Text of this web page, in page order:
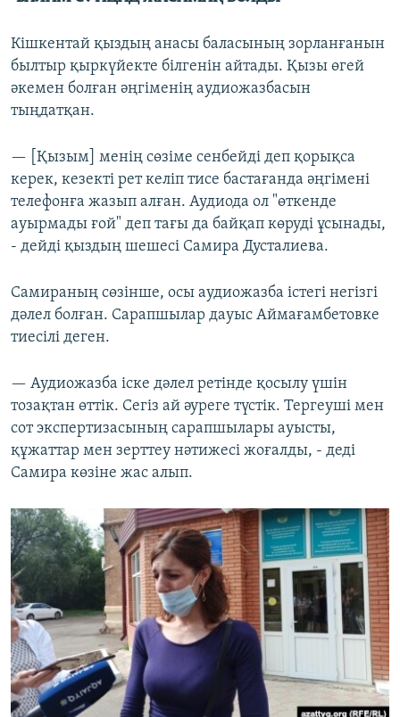
Кішкентай қыздың анасы баласының зорланғанын
былтыр қыркүйекте білгенін айтады. Қызы өгей
әкемен болған әңгіменің аудиожазбасын
тыңдатқан.
— [Қызым] менің сөзіме сенбейді деп қорықса
керек, кезекті рет келіп тисе бастағанда әңгімені
телефонға жазып алған. Аудиода ол "өткенде
ауырмады ғой" деп тағы да байқап көруді ұсынады,
- дейді қыздың шешесі Самира Дусталиева.
Самираның сөзінше, осы аудиожазба істегі негізгі
дәлел болған. Сарапшылар дауыс Аймағамбетовке
тиесілі деген.
— Аудиожазба іске дәлел ретінде қосылу үшін
тозақтан өттік. Сегіз ай әуреге түстік. Тергеуші мен
сот экспертизасының сарапшылары ауысты,
құжаттар мен зерттеу нәтижесі жоғалды, - деді
Самира көзіне жас алып.